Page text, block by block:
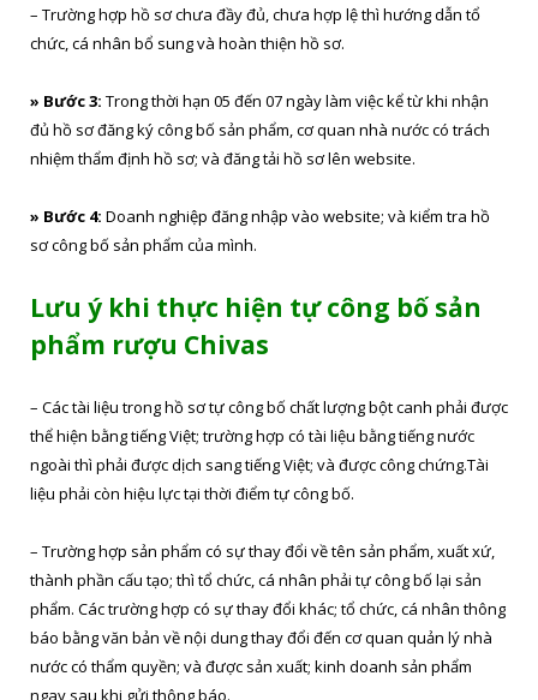
– Trường hợp hồ sơ chưa đầy đủ, chưa hợp lệ thì hướng dẫn tổ
chức, cá nhân bổ sung và hoàn thiện hồ sơ.
» Bước 3: Trong thời hạn 05 đến 07 ngày làm việc kể từ khi nhận
đủ hồ sơ đăng ký công bố sản phẩm, cơ quan nhà nước có trách
nhiệm thẩm định hồ sơ; và đăng tải hồ sơ lên website.
» Bước 4: Doanh nghiệp đăng nhập vào website; và kiểm tra hồ
sơ công bố sản phẩm của mình.
Lưu ý khi thực hiện tự công bố sản
phẩm rượu Chivas
– Các tài liệu trong hồ sơ tự công bố chất lượng bột canh phải được
thể hiện bằng tiếng Việt; trường hợp có tài liệu bằng tiếng nước
ngoài thì phải được dịch sang tiếng Việt; và được công chứng.Tài
liệu phải còn hiệu lực tại thời điểm tự công bố.
– Trường hợp sản phẩm có sự thay đổi về tên sản phẩm, xuất xứ,
thành phần cấu tạo; thì tổ chức, cá nhân phải tự công bố lại sản
phẩm. Các trường hợp có sự thay đổi khác; tổ chức, cá nhân thông
báo bằng văn bản về nội dung thay đổi đến cơ quan quản lý nhà
nước có thẩm quyền; và được sản xuất; kinh doanh sản phẩm
ngay sau khi gửi thông báo.